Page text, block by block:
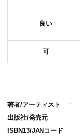
良い
可
著者/アーティスト
出版社/発売元
ISBN13/JANコード